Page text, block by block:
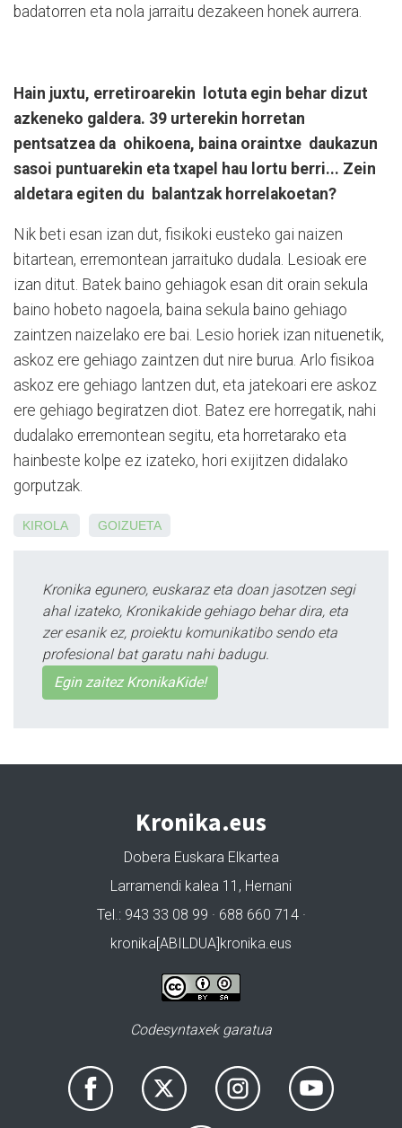
badatorren eta nola jarraitu dezakeen honek aurrera.
Hain juxtu, erretiroarekin
lotuta egin behar dizut
azkeneko galdera. 39 urterekin horretan
pentsatzea da ohikoena, baina oraintxe daukazun
sasoi puntuarekin eta txapel hau lortu berri... Zein
aldetara egiten du balantzak horrelakoetan?
Nik beti esan izan dut, fisikoki eusteko gai naizen
bitartean, erremontean jarraituko dudala. Lesioak ere
izan ditut. Batek baino gehiagok esan dit orain sekula
baino hobeto nagoela, baina sekula baino gehiago
zaintzen naizelako ere bai. Lesio horiek izan nituenetik,
askoz ere gehiago zaintzen dut nire burua. Arlo fisikoa
askoz ere gehiago lantzen dut, eta jatekoari ere askoz
ere gehiago begiratzen diot. Batez ere horregatik, nahi
dudalako erremontean segitu, eta horretarako eta
hainbeste kolpe ez izateko, hori exijitzen didalako
gorputzak.
KIROLA GOIZUETA
Kronika egunero, euskaraz eta doan jasotzen segi
ahal izateko, Kronikakide gehiago behar dira, eta
zer esanik ez, proiektu komunikatibo sendo eta
profesional bat garatu nahi badugu.
Egin zaitez KronikaKide!
Kronika.eus
Dobera Euskara Elkartea
Larramendi kalea 11, Hernani
Tel.: 943 33 08 99 · 688 660 714 ·
kronika[ABILDUA]kronika.eus
Codesyntaxek garatua